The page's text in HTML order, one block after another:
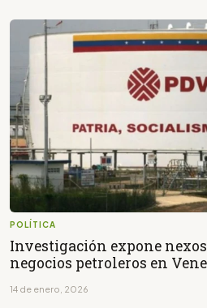
POLÍTICA
Investigación expone
negocios petroleros en
14 de enero, 2026